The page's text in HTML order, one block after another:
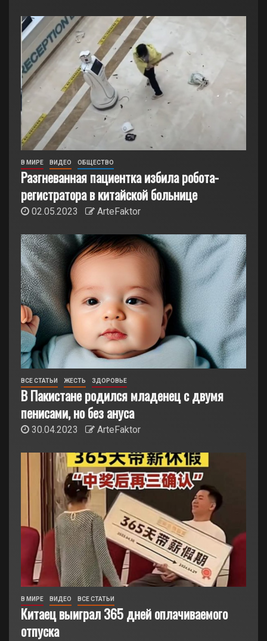
В МИРЕ ВИДЕО ОБЩЕСТВО
Разгневанная пациентка избила робота-
регистратора в китайской больнице
02.05.2023 ArteFaktor
ВСЕ СТАТЬИ ЖЕСТЬ ЗДОРОВЬЕ
В Пакистане родился младенец с двумя
пенисами, но без ануса
30.04.2023 ArteFaktor
В МИРЕ ВИДЕО ВСЕ СТАТЬИ
Китаец выиграл 365 дней оплачиваемого
отпуска